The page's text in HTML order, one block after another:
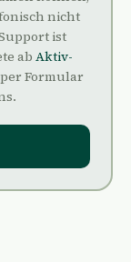
nicht
ist
ab Aktiv-
Formular